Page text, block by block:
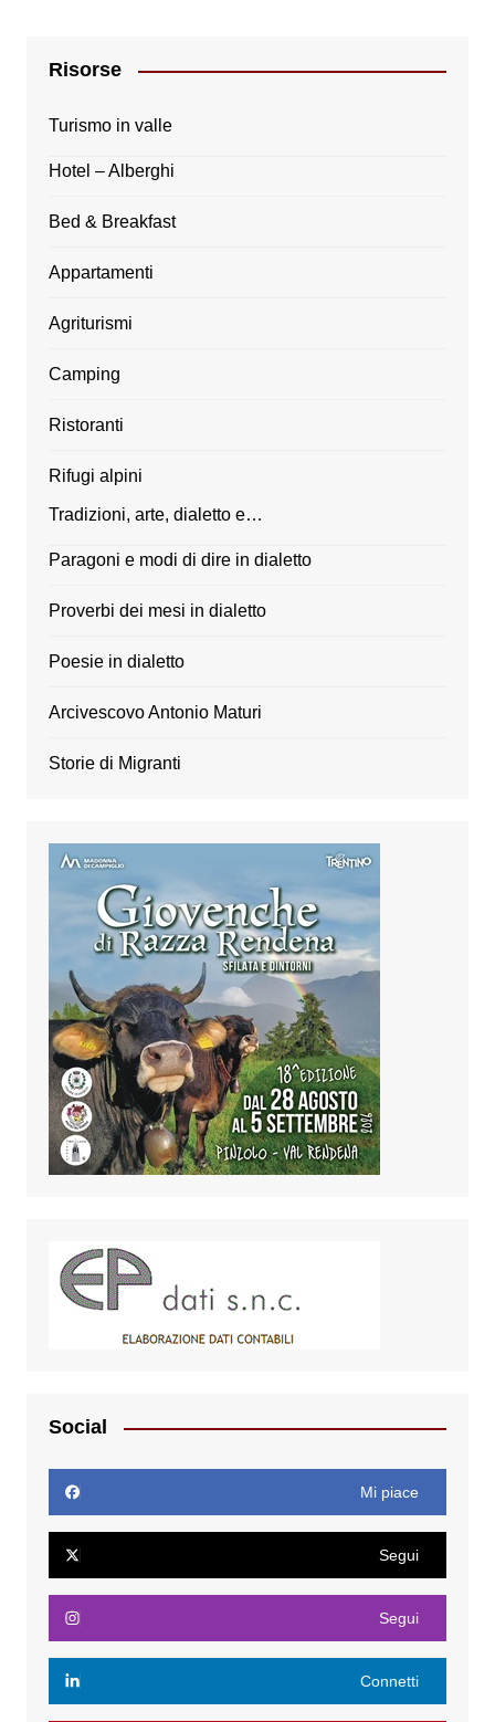
Risorse
Turismo in valle
Hotel – Alberghi
Bed & Breakfast
Appartamenti
Agriturismi
Camping
Ristoranti
Rifugi alpini
Tradizioni, arte, dialetto e…
Paragoni e modi di dire in dialetto
Proverbi dei mesi in dialetto
Poesie in dialetto
Arcivescovo Antonio Maturi
Storie di Migranti
Social
Mi piace
Segui
Segui
Connetti